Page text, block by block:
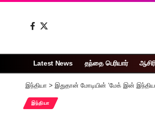
Latest News தந்தை பெரியார்
இந்தியா > இதுதான் மோடியின் ‘மேக் இன்
இந்தியா